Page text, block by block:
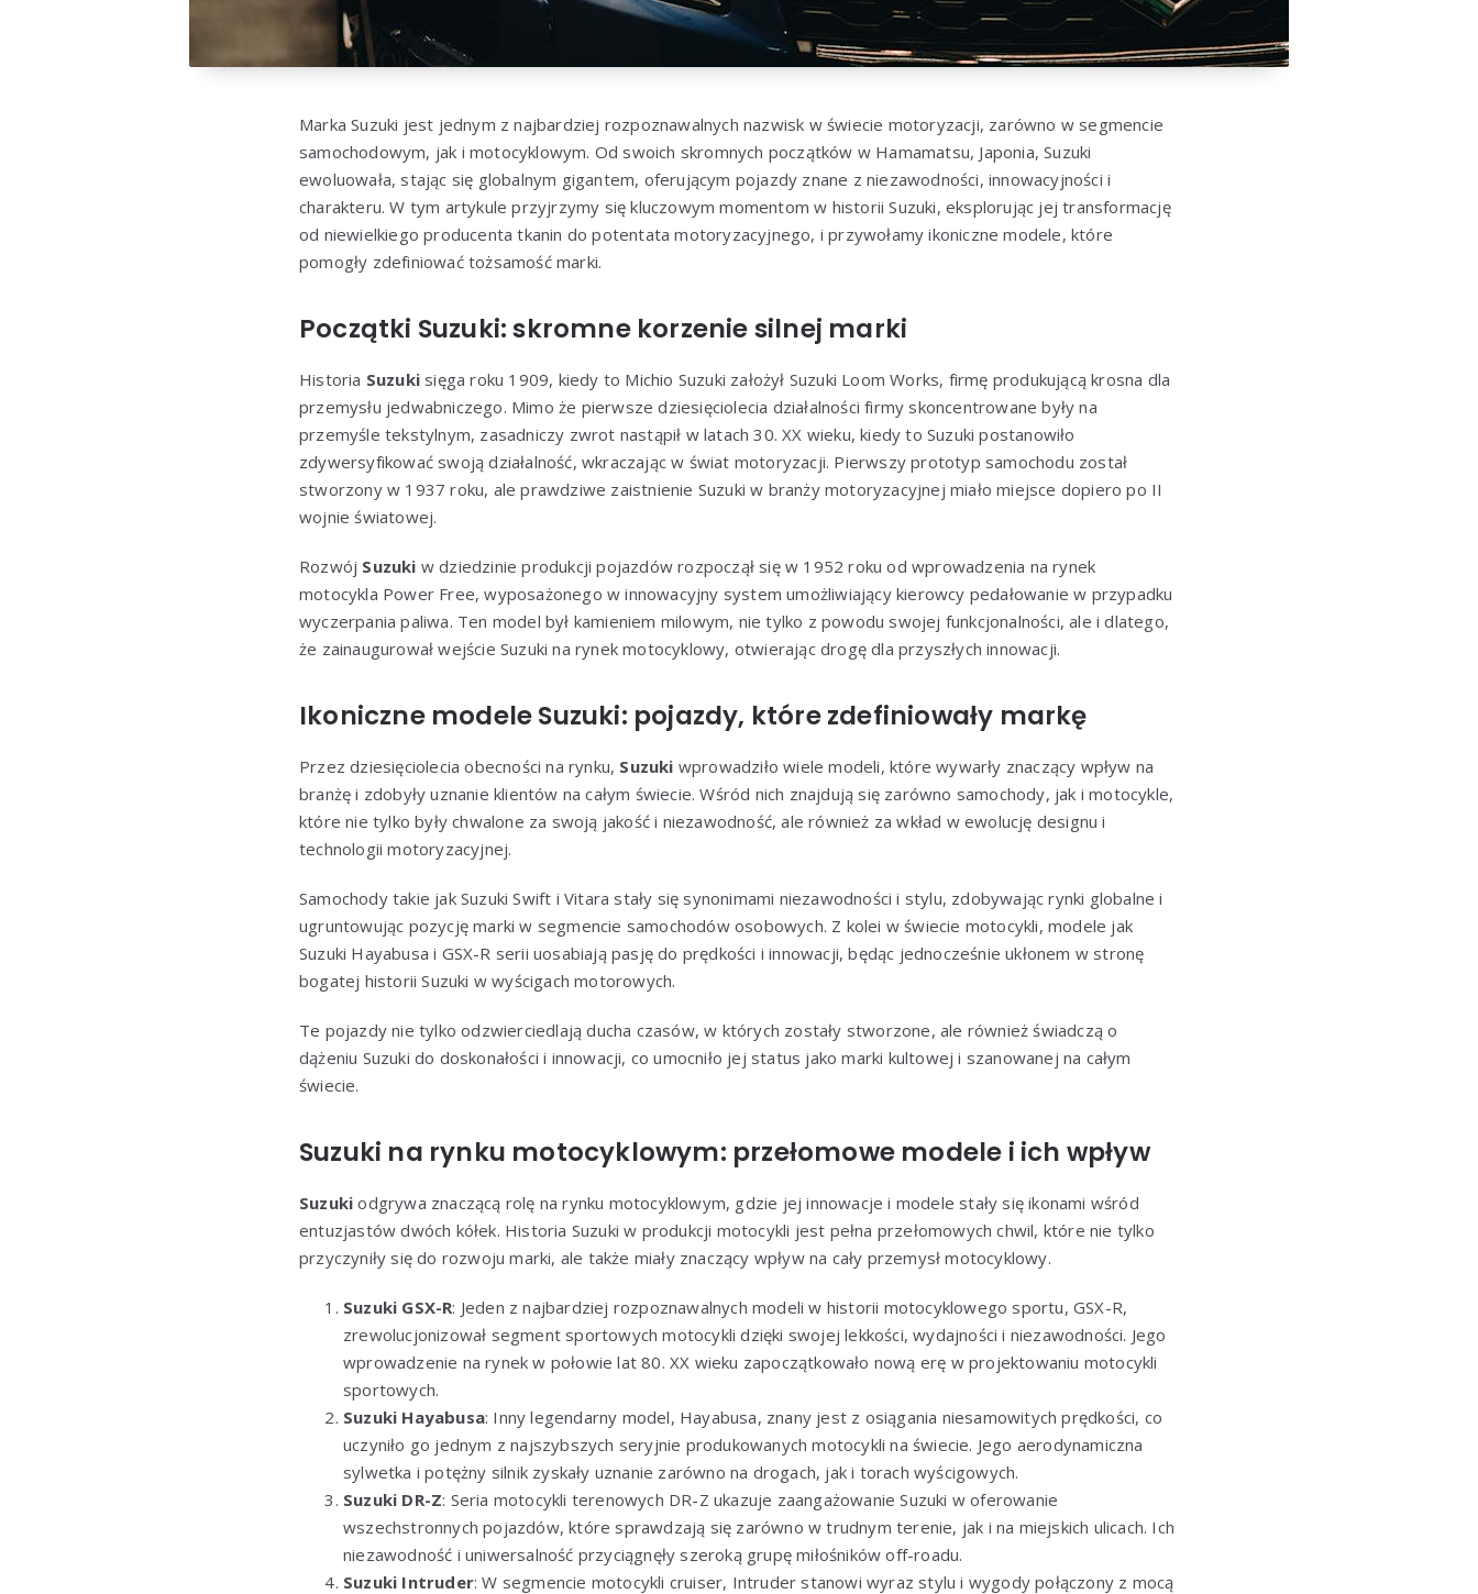
Marka Suzuki jest jednym z najbardziej rozpoznawalnych nazwisk w świecie motoryzacji, zarówno w segmencie
samochodowym, jak i motocyklowym. Od swoich skromnych początków w Hamamatsu, Japonia, Suzuki
ewoluowała, stając się globalnym gigantem, oferującym pojazdy znane z niezawodności, innowacyjności i
charakteru. W tym artykule przyjrzymy się kluczowym momentom w historii Suzuki, eksplorując jej transformację
od niewielkiego producenta tkanin do potentata motoryzacyjnego, i przywołamy ikoniczne modele, które
pomogły zdefiniować tożsamość marki.
Początki Suzuki: skromne korzenie silnej marki
Historia Suzuki sięga roku 1909, kiedy to Michio Suzuki założył Suzuki Loom Works, firmę produkującą krosna dla
przemysłu jedwabniczego. Mimo że pierwsze dziesięciolecia działalności firmy skoncentrowane były na
przemyśle tekstylnym, zasadniczy zwrot nastąpił w latach 30. XX wieku, kiedy to Suzuki postanowiło
zdywersyfikować swoją działalność, wkraczając w świat motoryzacji. Pierwszy prototyp samochodu został
stworzony w 1937 roku, ale prawdziwe zaistnienie Suzuki w branży motoryzacyjnej miało miejsce dopiero po II
wojnie światowej.
Rozwój Suzuki w dziedzinie produkcji pojazdów rozpoczął się w 1952 roku od wprowadzenia na rynek
motocykla Power Free, wyposażonego w innowacyjny system umożliwiający kierowcy pedałowanie w przypadku
wyczerpania paliwa. Ten model był kamieniem milowym, nie tylko z powodu swojej funkcjonalności, ale i dlatego,
że zainaugurował wejście Suzuki na rynek motocyklowy, otwierając drogę dla przyszłych innowacji.
Ikoniczne modele Suzuki: pojazdy, które zdefiniowały markę
Przez dziesięciolecia obecności na rynku, Suzuki wprowadziło wiele modeli, które wywarły znaczący wpływ na
branżę i zdobyły uznanie klientów na całym świecie. Wśród nich znajdują się zarówno samochody, jak i motocykle,
które nie tylko były chwalone za swoją jakość i niezawodność, ale również za wkład w ewolucję designu i
technologii motoryzacyjnej.
Samochody takie jak Suzuki Swift i Vitara stały się synonimami niezawodności i stylu, zdobywając rynki globalne i
ugruntowując pozycję marki w segmencie samochodów osobowych. Z kolei w świecie motocykli, modele jak
Suzuki Hayabusa i GSX-R serii uosabiają pasję do prędkości i innowacji, będąc jednocześnie ukłonem w stronę
bogatej historii Suzuki w wyścigach motorowych.
Te pojazdy nie tylko odzwierciedlają ducha czasów, w których zostały stworzone, ale również świadczą o
dążeniu Suzuki do doskonałości i innowacji, co umocniło jej status jako marki kultowej i szanowanej na całym
świecie.
Suzuki na rynku motocyklowym: przełomowe modele i ich wpływ
Suzuki odgrywa znaczącą rolę na rynku motocyklowym, gdzie jej innowacje i modele stały się ikonami wśród
entuzjastów dwóch kółek. Historia Suzuki w produkcji motocykli jest pełna przełomowych chwil, które nie tylko
przyczyniły się do rozwoju marki, ale także miały znaczący wpływ na cały przemysł motocyklowy.
Suzuki GSX-R: Jeden z najbardziej rozpoznawalnych modeli w historii motocyklowego sportu, GSX-R,
zrewolucjonizował segment sportowych motocykli dzięki swojej lekkości, wydajności i niezawodności. Jego
wprowadzenie na rynek w połowie lat 80. XX wieku zapoczątkowało nową erę w projektowaniu motocykli
sportowych.
Suzuki Hayabusa: Inny legendarny model, Hayabusa, znany jest z osiągania niesamowitych prędkości, co
uczyniło go jednym z najszybszych seryjnie produkowanych motocykli na świecie. Jego aerodynamiczna
sylwetka i potężny silnik zyskały uznanie zarówno na drogach, jak i torach wyścigowych.
Suzuki DR-Z: Seria motocykli terenowych DR-Z ukazuje zaangażowanie Suzuki w oferowanie
wszechstronnych pojazdów, które sprawdzają się zarówno w trudnym terenie, jak i na miejskich ulicach. Ich
niezawodność i uniwersalność przyciągnęły szeroką grupę miłośników off-roadu.
Suzuki Intruder: W segmencie motocykli cruiser, Intruder stanowi wyraz stylu i wygody połączony z mocą